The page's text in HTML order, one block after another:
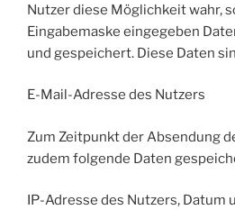
Nutzer diese Möglichkeit wahr,
Eingabemaske eingegeben
und gespeichert. Diese Daten
E-Mail-Adresse des Nutzers
Zum Zeitpunkt der Absendung
zudem folgende Daten
IP-Adresse des Nutzers, Datum